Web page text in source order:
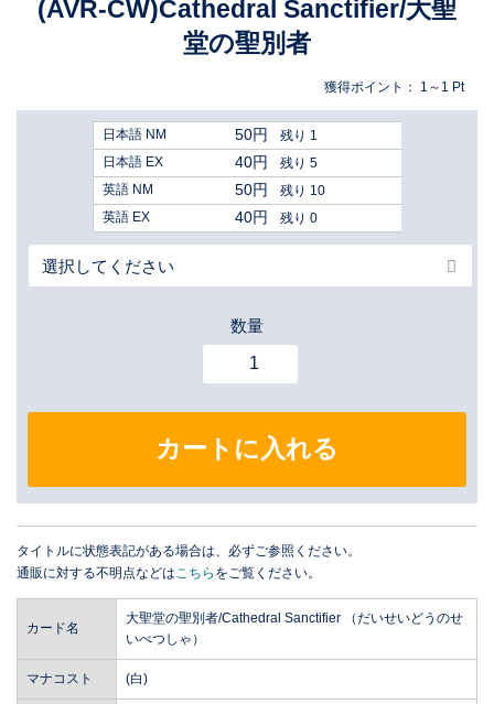
(AVR-CW)Cathedral Sanctifier/大聖
堂の聖別者
獲得ポイント： 1～1 Pt
日本語 NM 50円
残り 1
日本語 EX
40円
残り 5
英語 NM
50円
残り 10
英語 EX
40円 残り 0
数量
カートに入れる
タイトルに状態表記がある場合は、必ずご参照ください。
通販に対する不明点などは こちら をご覧ください。
カード名
大聖堂の聖別者/Cathedral Sanctifier （だいせいどうのせ
いべつしゃ）
マナコスト (白)